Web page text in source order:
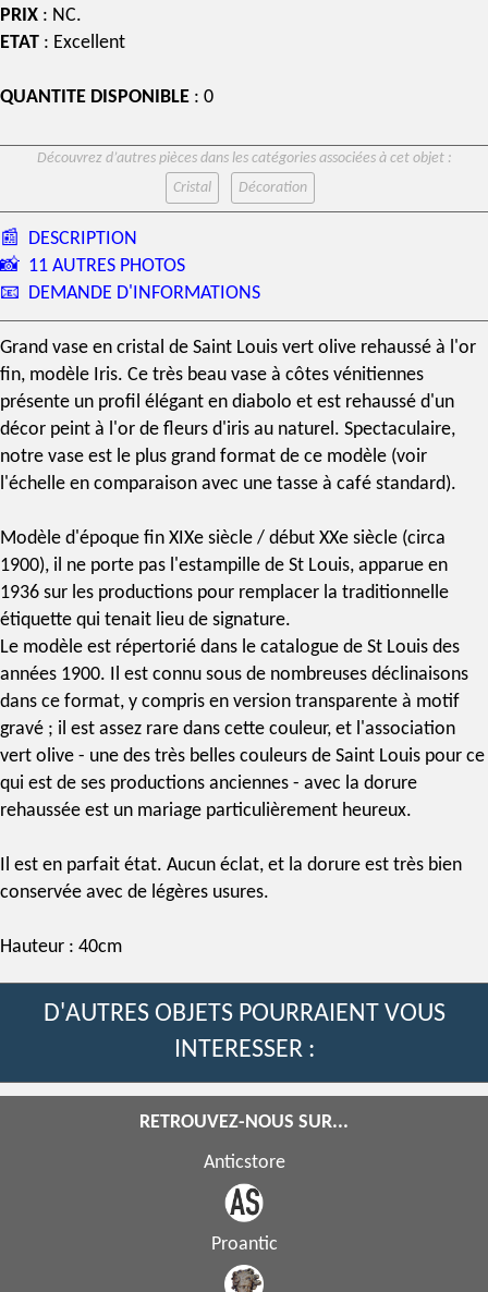
PRIX : NC.
ETAT : Excellent
QUANTITE DISPONIBLE : 0
Découvrez d’autres pièces dans les catégories associées à cet objet :
Cristal
Décoration
📰 DESCRIPTION
📸 11 AUTRES PHOTOS
📧 DEMANDE D'INFORMATIONS
Grand vase en cristal de Saint Louis vert olive rehaussé à l'or
fin, modèle Iris. Ce très beau vase à côtes vénitiennes
présente un profil élégant en diabolo et est rehaussé d'un
décor peint à l'or de fleurs d'iris au naturel. Spectaculaire,
notre vase est le plus grand format de ce modèle (voir
l'échelle en comparaison avec une tasse à café standard).
Modèle d'époque fin XIXe siècle / début XXe siècle (circa
1900), il ne porte pas l'estampille de St Louis, apparue en
1936 sur les productions pour remplacer la traditionnelle
étiquette qui tenait lieu de signature.
Le modèle est répertorié dans le catalogue de St Louis des
années 1900. Il est connu sous de nombreuses déclinaisons
dans ce format, y compris en version transparente à motif
gravé ; il est assez rare dans cette couleur, et l'association
vert olive - une des très belles couleurs de Saint Louis pour ce
qui est de ses productions anciennes - avec la dorure
rehaussée est un mariage particulièrement heureux.
Il est en parfait état. Aucun éclat, et la dorure est très bien
conservée avec de légères usures.
Hauteur : 40cm
D'AUTRES OBJETS POURRAIENT VOUS
INTERESSER :
RETROUVEZ-NOUS SUR...
Anticstore
Proantic